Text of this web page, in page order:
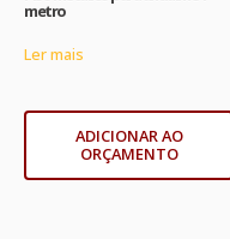
metro
Ler mais
ADICIONAR AO
ORÇAMENTO